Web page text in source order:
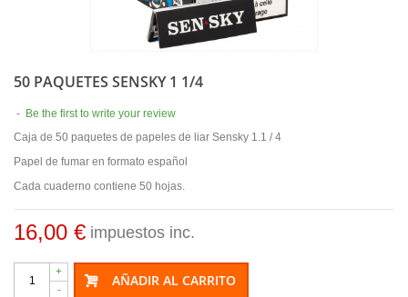
50 PAQUETES SENSKY 1 1/4
- Be the first to write your review
Caja de 50 paquetes de papeles de liar Sensky 1.1 / 4
Papel de fumar en formato español
Cada cuaderno contiene 50 hojas.
16,00 € impuestos inc.
-
+ AÑADIR AL CARRITO